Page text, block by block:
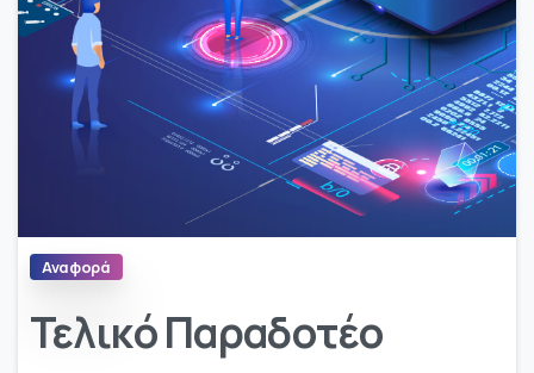
Αναφορά
Τελικό Παραδοτέο